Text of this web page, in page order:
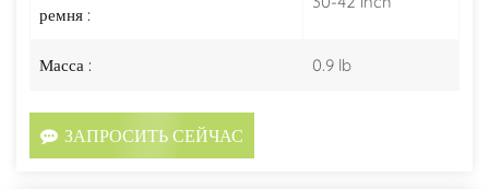
ремня :
Масса : 0.9 lb
ЗАПРОСИТЬ СЕЙЧАС